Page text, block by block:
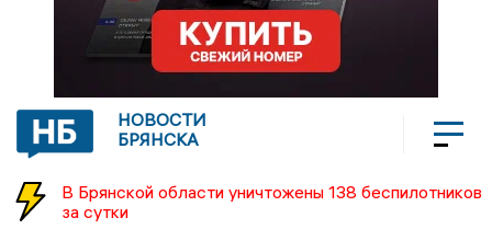
НОВОСТИ
БРЯНСКА
В Брянской области уничтожены 138 беспилотников
за сутки